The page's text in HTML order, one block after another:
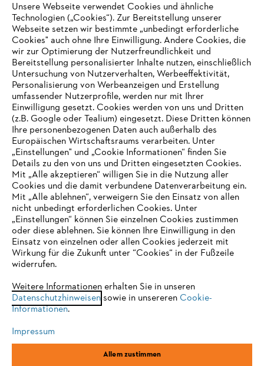
Zahlungsmöglichkeiten
Unternehmen
Online Shop
Service
Allgemeine Geschäftsbedingungen
Impressum Cookies Rechtliche Informationen
IHR BROWSER WIRD NICHT
UNTERSTÜTZT
eine optimale Nutzung unserer Seite empfehlen wir Ihnen, zu
einem der folgenden Browser zu wechseln:
Firefox Chrome
Unsere Webseite verwendet Cookies und ähnliche
Technologien („Cookies“). Zur Bereitstellung unserer
Webseite setzen wir bestimmte „unbedingt erforderliche
Cookies" auch ohne Ihre Einwilligung. Andere Cookies, die
wir zur Optimierung der Nutzerfreundlichkeit und
Bereitstellung personalisierter Inhalte nutzen, einschließlich
Untersuchung von Nutzerverhalten, Werbeeffektivität,
Personalisierung von Werbeanzeigen und Erstellung
umfassender Nutzerprofile, werden nur mit Ihrer
Einwilligung gesetzt. Cookies werden von uns und Dritten
(z.B. Google oder Tealium) eingesetzt. Diese Dritten können
Ihre personenbezogenen Daten auch außerhalb des
Europäischen Wirtschaftsraums verarbeiten. Unter
„Einstellungen" und „Cookie Informationen“ finden Sie
Details zu den von uns und Dritten eingesetzten Cookies.
Mit „Alle akzeptieren“ willigen Sie in die Nutzung aller
Cookies und die damit verbundene Datenverarbeitung ein.
Mit „Alle ablehnen“, verweigern Sie den Einsatz von allen
nicht unbedingt erforderlichen Cookies. Unter
„Einstellungen“ können Sie einzelnen Cookies zustimmen
oder diese ablehnen. Sie können Ihre Einwilligung in den
Einsatz von einzelnen oder allen Cookies jederzeit mit
Wirkung für die Zukunft unter “Cookies“ in der Fußzeile
widerrufen.
Weitere Informationen erhalten Sie in unseren
Datenschutzhinweisensowie in unsereren Cookie-
Informationen.
Impressum
Allem zustimmen